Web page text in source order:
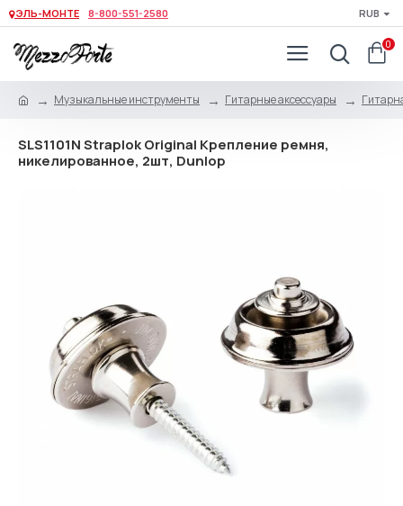
ЭЛЬ-МОНТЕ 8-800-551-2580 RUB
0
Музыкальные инструменты Гитарные аксессуары
SLS1101N Straplok Original Крепление ремня,
никелированное, 2шт, Dunlop